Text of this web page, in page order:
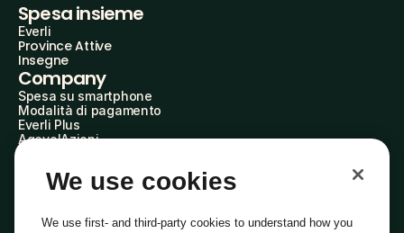
Spesa insieme
Everli
Province Attive
Insegne
Company
Spesa su smartphone
Modalità di pagamento
Everli Plus
AgevolAzioni
Everli Shoppers
Scopri chi siamo
We use cookies
We use first- and third-party cookies to understand how you